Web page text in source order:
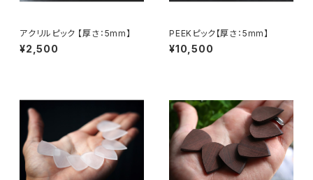
アクリルピック 【厚さ：5mm】
¥2,500
PEEKピック【厚さ：5mm】
¥10,500